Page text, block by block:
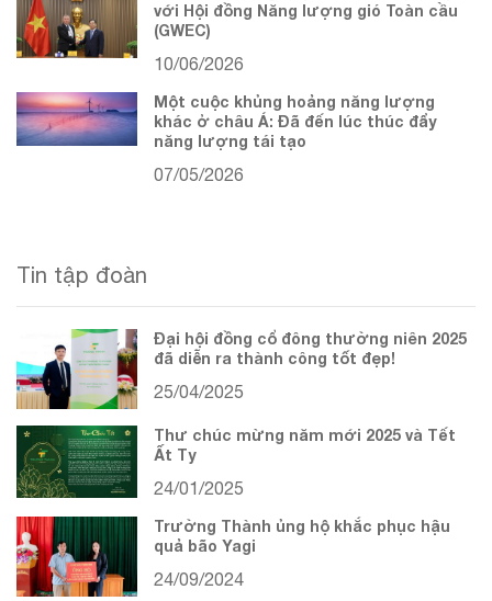
với Hội đồng Năng lượng gió Toàn cầu
(GWEC)
10/06/2026
Một cuộc khủng hoảng năng lượng
khác ở châu Á: Đã đến lúc thúc đẩy
năng lượng tái tạo
07/05/2026
Tin tập đoàn
Đại hội đồng cổ đông thường niên 2025
đã diễn ra thành công tốt đẹp!
25/04/2025
Thư chúc mừng năm mới 2025 và Tết
Ất Tỵ
24/01/2025
Trường Thành ủng hộ khắc phục hậu
quả bão Yagi
24/09/2024